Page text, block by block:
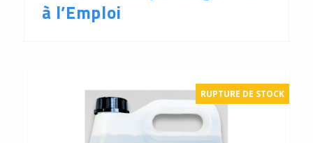
RUPTURE DE STOCK
à l’Emploi